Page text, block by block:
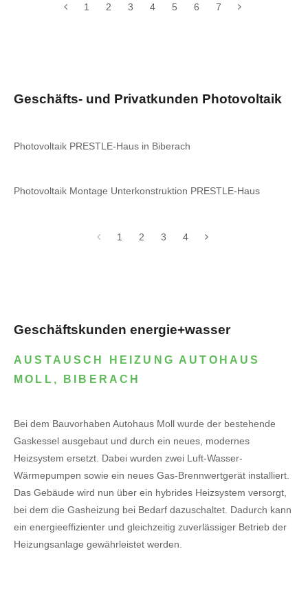
1 2 3 4 5 6 7
Geschäfts- und Privatkunden Photovoltaik
Photovoltaik PRESTLE-Haus in Biberach
Photovoltaik Montage Unterkonstruktion PRESTLE-Haus
1 2 3 4
Geschäftskunden energie+wasser
AUSTAUSCH HEIZUNG AUTOHAUS
MOLL, BIBERACH
Bei dem Bauvorhaben Autohaus Moll wurde der bestehende
Gaskessel ausgebaut und durch ein neues, modernes
Heizsystem ersetzt. Dabei wurden zwei Luft-Wasser-
Wärmepumpen sowie ein neues Gas-Brennwertgerät installiert.
Das Gebäude wird nun über ein hybrides Heizsystem versorgt,
bei dem die Gasheizung bei Bedarf dazuschaltet. Dadurch kann
ein energieeffizienter und gleichzeitig zuverlässiger Betrieb der
Heizungsanlage gewährleistet werden.